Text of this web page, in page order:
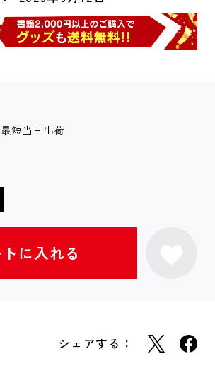
最短当日出荷
シェアする：